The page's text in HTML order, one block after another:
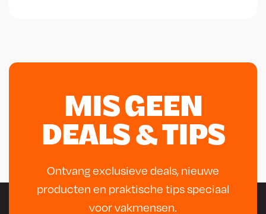
MIS GEEN
DEALS & TIPS
Ontvang exclusieve deals, nieuwe
producten en praktische tips speciaal
voor vakmensen.